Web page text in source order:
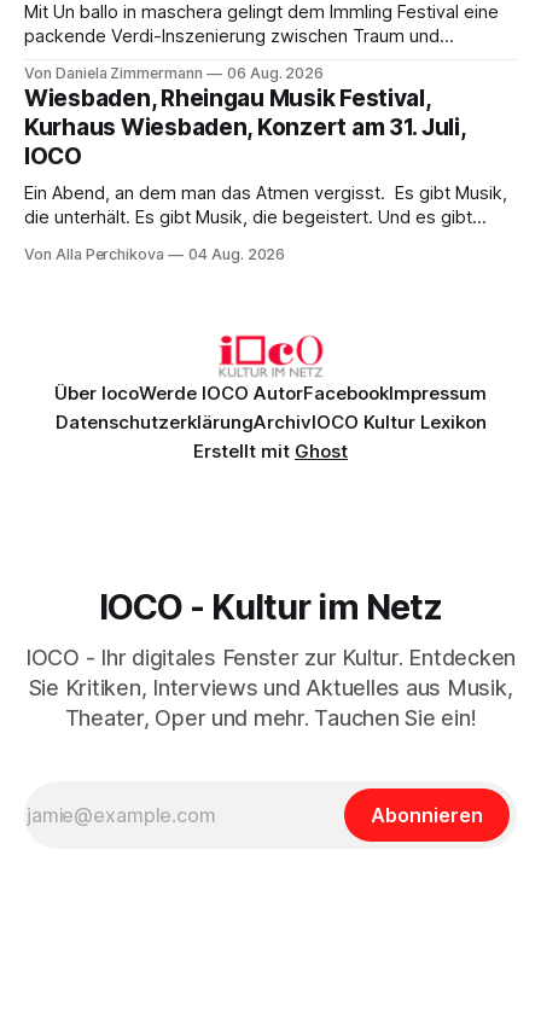
Mit Un ballo in maschera gelingt dem Immling Festival eine
packende Verdi-Inszenierung zwischen Traum und
psychologische Tiefe mit starken Bildern, getragen von
einem spielfreudigen Ensemble und einer musikalisch
überzeugenden Gesamtleistung.
Von Daniela Zimmermann 06 Aug. 2026
Wiesbaden, Rheingau Musik Festival,
Kurhaus Wiesbaden, Konzert am 31. Juli,
IOCO
Ein Abend, an dem man das Atmen vergisst. Es gibt Musik,
die unterhält. Es gibt Musik, die begeistert. Und es gibt
Genau so war der Abend im Kurhaus Wiesbaden, an dem
Von Alla Perchikova 04 Aug. 2026
Über IocoWerde IOCO AutorFacebookImpressum
DatenschutzerklärungArchivIOCO Kultur Lexikon
Erstellt mit Ghost
IOCO - Kultur im Netz
IOCO - Ihr digitales Fenster zur Kultur. Entdecken
Sie Kritiken, Interviews und Aktuelles aus Musik,
Theater, Oper und mehr. Tauchen Sie ein!
Abonnieren